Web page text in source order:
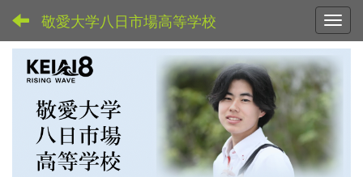
敬愛大学八日市場高等学校